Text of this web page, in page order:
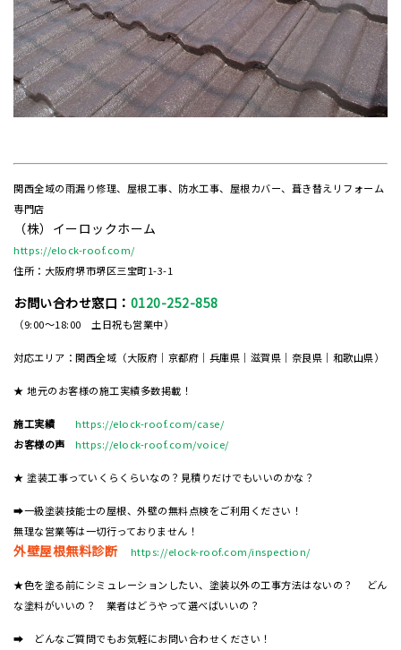
関西全域の雨漏り修理、屋根工事、防水工事、屋根カバー、葺き替えリフォーム
専門店
（株）イーロックホーム
https://elock-roof.com/
住所：大阪府堺市堺区三宝町1-3-1
お問い合わせ窓口： 0120-252-858
（9:00～18:00 土日祝も営業中）
対応エリア：関西全域（大阪府｜京都府｜兵庫県｜滋賀県｜奈良県｜和歌山県）
★ 地元のお客様の施工実績多数掲載！
施工実績
https://elock-roof.com/case/
お客様の声
https://elock-roof.com/voice/
★ 塗装工事っていくらくらいなの？見積りだけでもいいのかな？
➡一級塗装技能士の屋根、外壁の無料点検をご利用ください！
無理な営業等は一切行っておりません！
外壁屋根無料診断 https://elock-roof.com/inspection/
★色を塗る前にシミュレーションしたい、塗装以外の工事方法はないの？ どん
な塗料がいいの？ 業者はどうやって選べばいいの？
➡ どんなご質問でもお気軽にお問い合わせください！